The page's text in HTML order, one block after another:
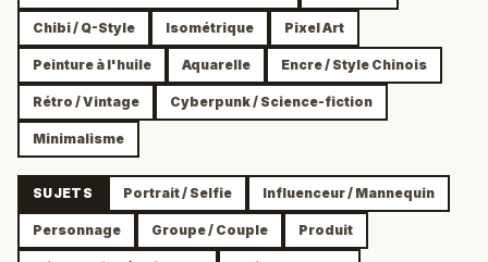
Chibi / Q-Style Isométrique Pixel Art
Peinture à l'huile Aquarelle Encre / Style Chinois
Rétro / Vintage Cyberpunk / Science-fiction
Minimalisme
SUJETS Portrait / Selfie Influenceur / Mannequin
Personnage Groupe / Couple Produit